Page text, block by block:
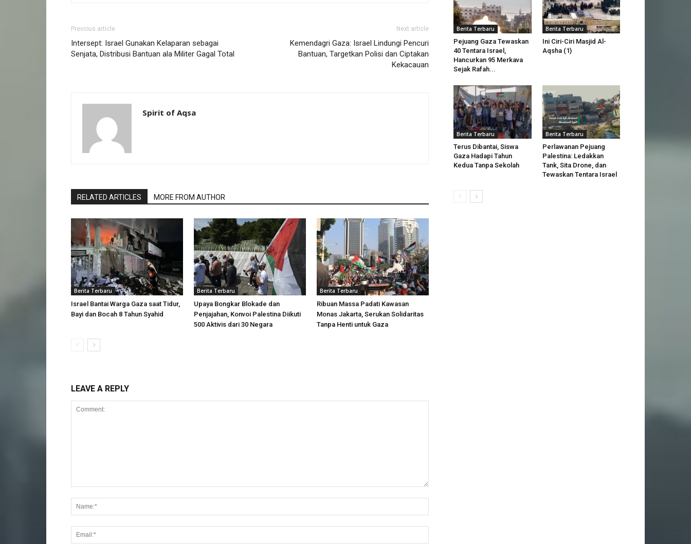
Previous article
Intersept: Israel Gunakan Kelaparan sebagai
Senjata, Distribusi Bantuan ala Militer Gagal Total
Next article
Kemendagri Gaza: Israel Lindungi Pencuri
Bantuan, Targetkan Polisi dan Ciptakan
Kekacauan
Spirit of Aqsa
RELATED ARTICLES MORE FROM AUTHOR
Berita Terbaru
Israel Bantai Warga Gaza saat Tidur,
Bayi dan Bocah 8 Tahun Syahid
Berita Terbaru
Upaya Bongkar Blokade dan
Penjajahan, Konvoi Palestina Diikuti
500 Aktivis dari 30 Negara
Berita Terbaru
Ribuan Massa Padati Kawasan
Monas Jakarta, Serukan Solidaritas
Tanpa Henti untuk Gaza
LEAVE A REPLY
Berita Terbaru
Pejuang Gaza Tewaskan
40 Tentara Israel,
Hancurkan 95 Merkava
Sejak Rafah...
Berita Terbaru
Ini Ciri-Ciri Masjid Al-
Aqsha (1)
Berita Terbaru
Terus Dibantai, Siswa
Gaza Hadapi Tahun
Kedua Tanpa Sekolah
Berita Terbaru
Perlawanan Pejuang
Palestina: Ledakkan
Tank, Sita Drone, dan
Tewaskan Tentara Israel